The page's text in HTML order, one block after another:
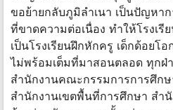
ขอย้ายกลับภูมิลำเนา เป็นปัญห
ที่ขาดความต่อเนื่อง ทำให้โรงเรี
เป็นโรงเรียนฝึกหักครู เด็กด้อยโ
ไม่พร้อมเต็มที่มาสอนตลอด ทุกฝ่า
สำนักงานคณะกรรมการการศึก
สำนักงานเขตพื้นที่การศึกษา สำ